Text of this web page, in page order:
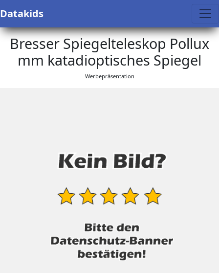
Datakids
Bresser Spiegelteleskop Pollux
mm katadioptisches Spiegel
Werbepräsentation